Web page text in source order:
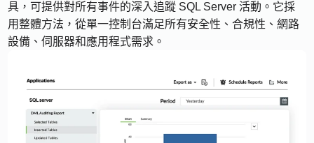
具，可提供對所有事件的深入追蹤 SQL Server 活動。它採
用整體方法，從單一控制台滿足所有安全性、合規性、網路
設備、伺服器和應用程式需求。